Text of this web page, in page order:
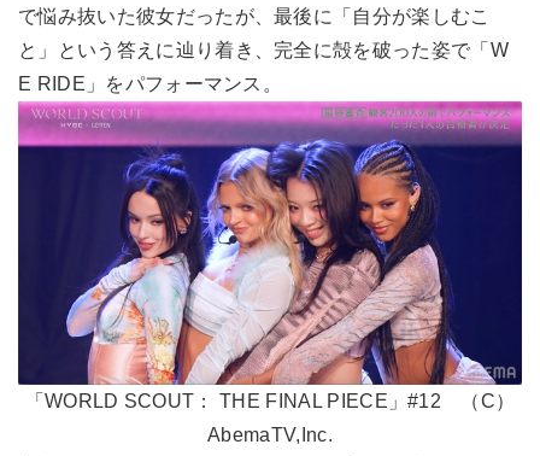
で悩み抜いた彼女だったが、最後に「自分が楽しむこ
と」という答えに辿り着き、完全に殻を破った姿で「W
E RIDE」をパフォーマンス。
「WORLD SCOUT： THE FINAL PIECE」#12 （C）
AbemaTV,Inc.